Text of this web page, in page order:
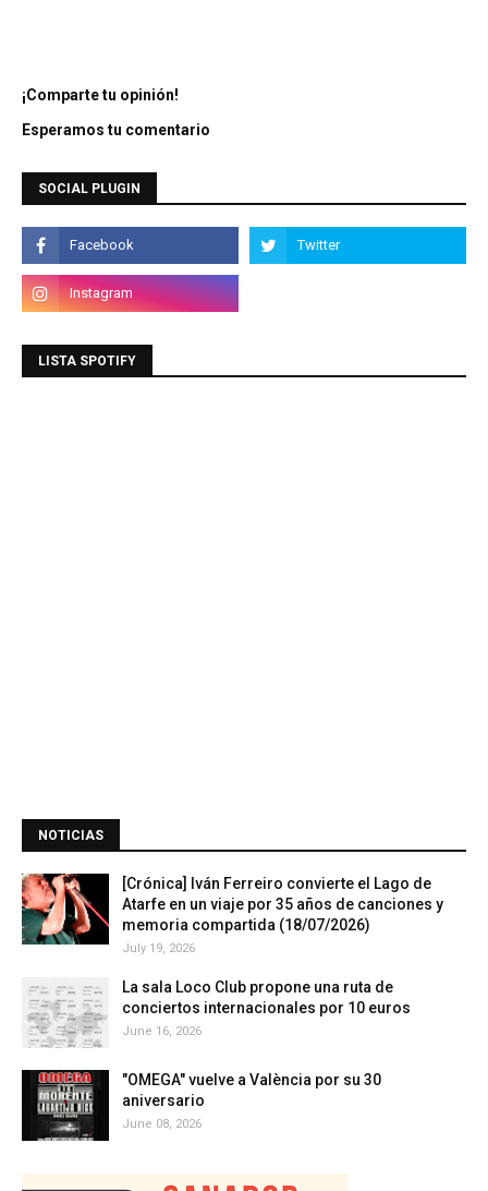
¡Comparte tu opinión!
Esperamos tu comentario
SOCIAL PLUGIN
LISTA SPOTIFY
NOTICIAS
[Crónica] Iván Ferreiro convierte el Lago de
Atarfe en un viaje por 35 años de canciones y
memoria compartida (18/07/2026)
July 19, 2026
La sala Loco Club propone una ruta de
conciertos internacionales por 10 euros
June 16, 2026
"OMEGA" vuelve a València por su 30
aniversario
June 08, 2026